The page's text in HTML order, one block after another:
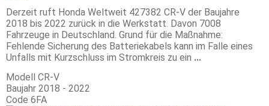
Derzeit ruft Honda Weltweit 427382 CR-V der Baujahre
2018 bis 2022 zurück in die Werkstatt. Davon 7008
Fahrzeuge in Deutschland. Grund für die Maßnahme:
Fehlende Sicherung des Batteriekabels kann im Falle eines
Unfalls mit Kurzschluss im Stromkreis zu ein ...
Modell CR-V
Baujahr 2018 - 2022
Code 6FA